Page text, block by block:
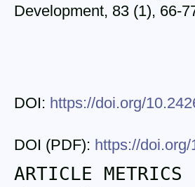
Development, 83 (1), 66-
DOI: https://doi.org/
DOI (PDF): https://
ARTICLE METRICS